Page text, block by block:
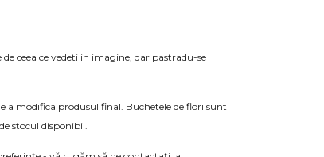
ceea ce vedeti in imagine, dar pastradu-se
a modifica produsul final. Buchetele de flori sunt
stocul disponibil.